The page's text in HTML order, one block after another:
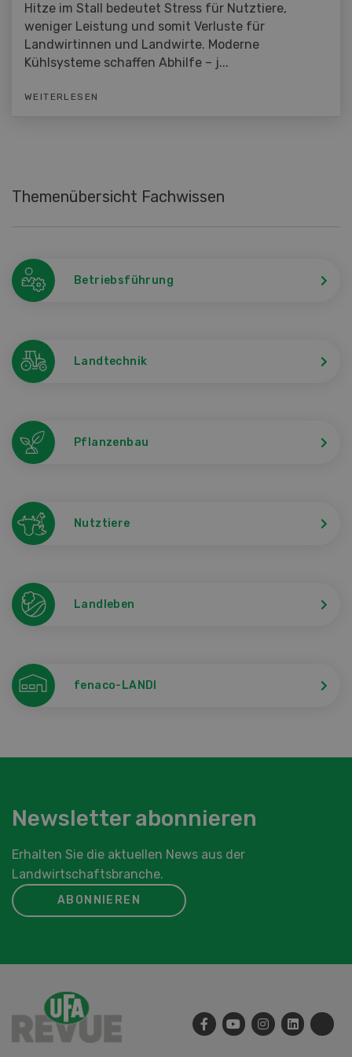
Hitze im Stall bedeutet Stress für Nutztiere,
weniger Leistung und somit Verluste für
Landwirtinnen und Landwirte. Moderne
Kühlsysteme schaffen Abhilfe – j...
WEITERLESEN
Themenübersicht Fachwissen
Betriebsführung
Landtechnik
Pflanzenbau
Nutztiere
Landleben
fenaco-LANDI
Newsletter abonnieren
Erhalten Sie die aktuellen News aus der
Landwirtschaftsbranche.
ABONNIEREN